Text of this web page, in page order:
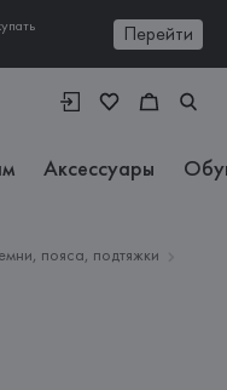
Перейти
Аксессуары
пояса, подтяжки